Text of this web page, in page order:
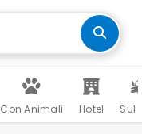
Con Animali Hotel Sul